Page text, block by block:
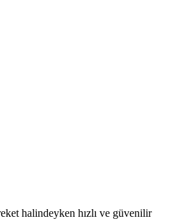
halindeyken hızlı ve güvenilir